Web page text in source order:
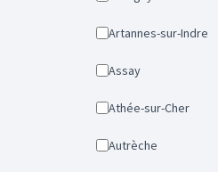
Artannes-sur-Indre
Assay
Athée-sur-Cher
Autrèche